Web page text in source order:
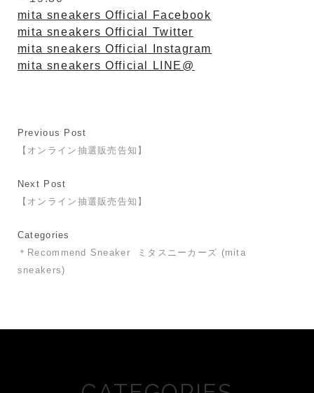
mita sneakers Official Facebook
mita sneakers Official Twitter
mita sneakers Official Instagram
mita sneakers Official LINE@
Previous Post
【オンライン抽選販売告知】
Next Post
【オンライン抽選販売告知】
Categories
＊Recommend Sneaker
ミタスニーカーズ (mita
sneakers)